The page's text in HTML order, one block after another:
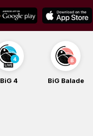
BiG 4 BiG Balade